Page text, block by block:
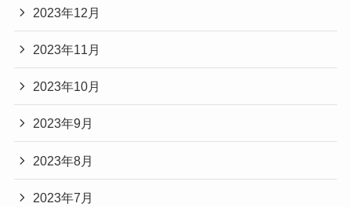
2023年12月
2023年11月
2023年10月
2023年9月
2023年8月
2023年7月